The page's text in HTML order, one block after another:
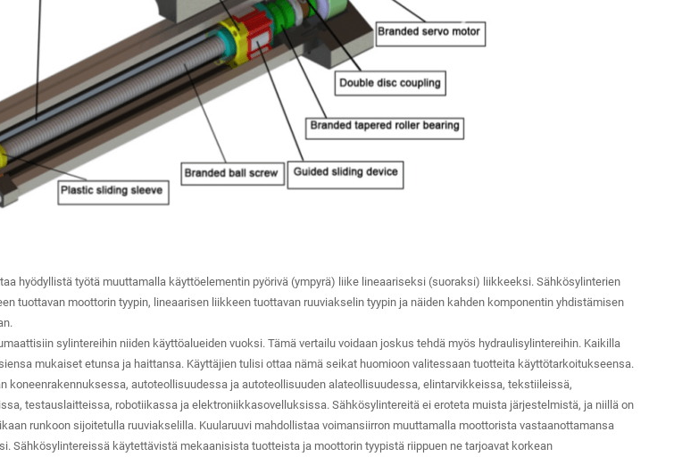
hyödyllistä työtä muuttamalla käyttöelementin pyörivä (ympyrä) liike lineaariseksi (suoraksi) liikkeeksi. Sähkösylinterien
tuottavan moottorin tyypin, lineaarisen liikkeen tuottavan ruuviakselin tyypin ja näiden kahden komponentin yhdistämisen
sylintereihin niiden käyttöalueiden vuoksi. Tämä vertailu voidaan joskus tehdä myös hydraulisylintereihin. Kaikilla
mukaiset etunsa ja haittansa. Käyttäjien tulisi ottaa nämä seikat huomioon valitessaan tuotteita käyttötarkoitukseensa.
koneenrakennuksessa, autoteollisuudessa ja autoteollisuuden alateollisuudessa, elintarvikkeissa, tekstiileissä,
testauslaitteissa, robotiikassa ja elektroniikkasovelluksissa. Sähkösylintereitä ei eroteta muista järjestelmistä, ja niillä on
runkoon sijoitetulla ruuviakselilla. Kuularuuvi mahdollistaa voimansiirron muuttamalla moottorista vastaanottamansa
Sähkösylintereissä käytettävistä mekaanisista tuotteista ja moottorin tyypistä riippuen ne tarjoavat korkean